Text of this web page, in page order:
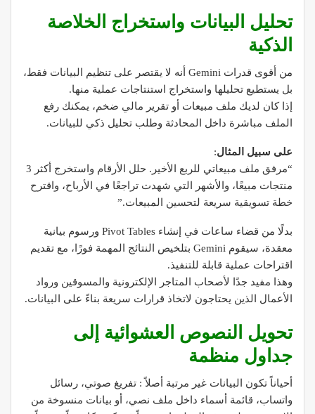
تحليل البيانات واستخراج الخلاصة
الذكية
من أقوى قدرات Gemini أنه لا يقتصر على تنظيم البيانات فقط،
بل يستطيع تحليلها واستخراج استنتاجات عملية منها.
إذا كان لديك ملف مبيعات أو تقرير مالي ضخم، يمكنك رفع
الملف مباشرة داخل المحادثة وطلب تحليل ذكي للبيانات.
على سبيل المثال:
“مرفق ملف مبيعاتي للربع الأخير. حلل الأرقام واستخرج أكثر 3
منتجات مبيعًا، والأشهر التي شهدت تراجعًا في الأرباح، واقترح
خطة تسويقية سريعة لتحسين المبيعات.”
بدلًا من قضاء ساعات في إنشاء Pivot Tables ورسوم بيانية
معقدة، سيقوم Gemini بتلخيص النتائج المهمة فورًا، مع تقديم
اقتراحات عملية قابلة للتنفيذ.
وهذا مفيد جدًا لأصحاب المتاجر الإلكترونية والمسوقين ورواد
الأعمال الذين يحتاجون لاتخاذ قرارات سريعة بناءً على البيانات.
تحويل النصوص العشوائية إلى
جداول منظمة
أحياناً تكون البيانات غير مرتبة أصلاً : تفريغ صوتي، رسائل
واتساب، قائمة أسماء داخل ملف نصي، أو بيانات منسوخة من